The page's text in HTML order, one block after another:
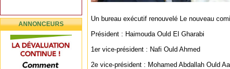
ANNONCEURS
Un bureau exécutif renouvelé Le nouveau
Président : Haimouda Ould El Gharabi
1er vice-président : Nafi Ould Ahmed
2e vice-président : Mohamed Abdallah Ould